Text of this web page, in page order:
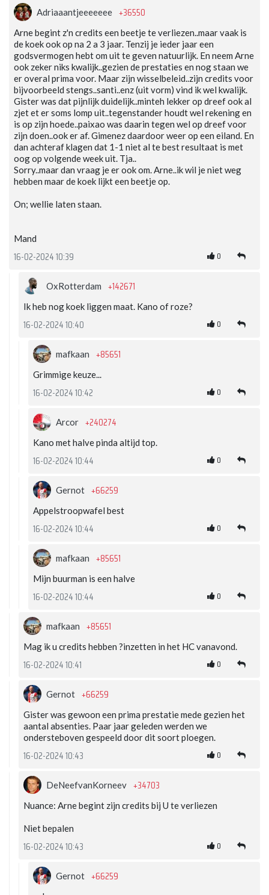
Adriaaantjeeeeeee +36550
Arne begint z'n credits een beetje te verliezen..maar vaak is
de koek ook op na 2 a 3 jaar. Tenzij je ieder jaar een
godsvermogen hebt om uit te geven natuurlijk. En neem Arne
ook zeker niks kwalijk..gezien de prestaties en nog staan we
er overal prima voor. Maar zijn wisselbeleid..zijn credits voor
bijvoorbeeld stengs..santi..enz (uit vorm) vind ik wel kwalijk.
Gister was dat pijnlijk duidelijk..minteh lekker op dreef ook al
zjet et er soms lomp uit..tegenstander houdt wel rekening en
is op zijn hoede..paixao was daarin tegen wel op dreef voor
zijn doen..ook er af. Gimenez daardoor weer op een eiland. En
dan achteraf klagen dat 1-1 niet al te best resultaat is met
oog op volgende week uit. Tja..
Sorry..maar dan vraag je er ook om. Arne..ik wil je niet weg
hebben maar de koek lijkt een beetje op.
On; wellie laten staan.
Mand
16-02-2024 10:39 0
OxRotterdam +142671
Ik heb nog koek liggen maat. Kano of roze?
16-02-2024 10:40 0
mafkaan +85651
Grimmige keuze...
16-02-2024 10:42 0
Arcor +240274
Kano met halve pinda altijd top.
16-02-2024 10:44 0
Gernot +66259
Appelstroopwafel best
16-02-2024 10:44 0
mafkaan +85651
Mijn buurman is een halve
16-02-2024 10:44 0
mafkaan +85651
Mag ik u credits hebben ?inzetten in het HC vanavond.
16-02-2024 10:41 0
Gernot +66259
Gister was gewoon een prima prestatie mede gezien het
aantal absenties. Paar jaar geleden werden we
ondersteboven gespeeld door dit soort ploegen.
16-02-2024 10:43 0
DeNeefvanKorneev +34703
Nuance: Arne begint zijn credits bij U te verliezen
Niet bepalen
16-02-2024 10:43 0
Gernot +66259